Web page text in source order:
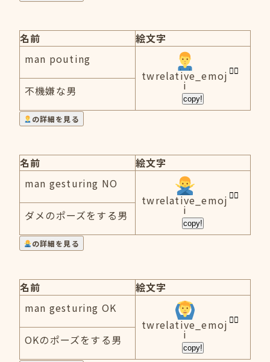
名前
絵文字
man pouting
twrelative_emoj
i
copy!
不機嫌な男
の詳細を見る
名前
絵文字
man gesturing NO
twrelative_emoj
i
copy!
ダメのポーズをする男
の詳細を見る
名前
絵文字
man gesturing OK
twrelative_emoj
i
copy!
OKのポーズをする男